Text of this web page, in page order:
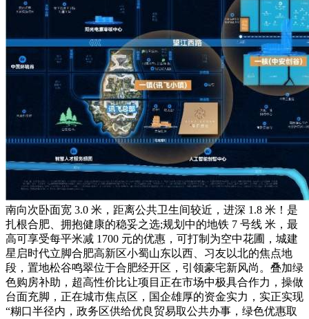
南向次卧面宽 3.0 米，距离公共卫生间较近，进深 1.8 米！是
扎根合肥、拥抱健康的稳妥之选;规划中的地铁 7 号线 米，最
高可享受每平米减 1700 元的优惠，可打制为空中花圃，城建
星启时代立脚合肥高新区小蜀山东以西、习友以北的焦点地
段，置地松谷鸣翠位于合肥经开区，引领豪宅新风尚。叠加绿
色购房补助，超高性价比让项目正在市场中极具合作力，操做
台面充脚，正在城市焦点区，国企雄厚的资金实力，实正实现
“糊口半径内，政务区供给优良贸易取公共办事，绿色优惠取